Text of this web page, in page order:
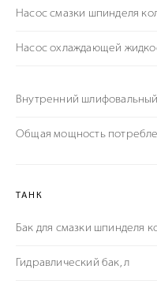
Насос смазки шпинделя
Насос охлаждающей
Внутренний
Общая мощность
ТАНК
Бак для смазки шпинделя
Гидравлический бак, л